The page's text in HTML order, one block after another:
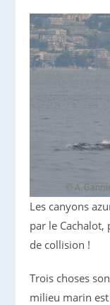
Les canyons
par le
de collision !
Trois choses
milieu marin